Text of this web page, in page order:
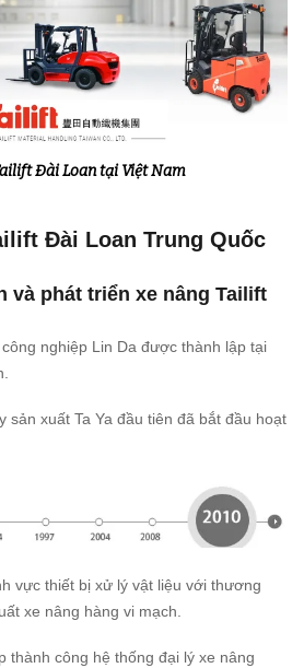
Đài Loan tại Việt Nam
Đài Loan Trung Quốc
và phát triển xe nâng Tailift
nghiệp Lin Da được thành lập tại
sản xuất Ta Ya đầu tiên đã bắt đầu hoạt
vực thiết bị xử lý vật liệu với thương
xe nâng hàng vi mạch.
thành công hệ thống đại lý xe nâng